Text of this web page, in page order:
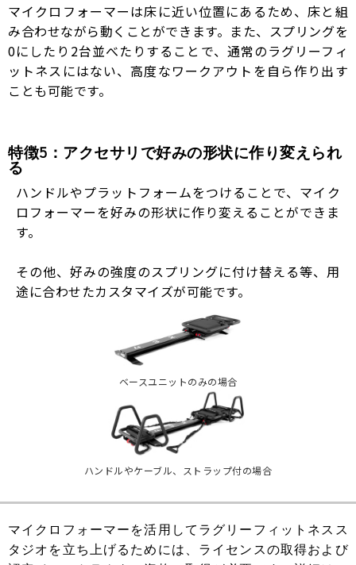
マイクロフォーマーは床に近い位置にあるため、床と組
み合わせながら動くことができます。また、スプリングを
0にしたり2台並べたりすることで、通常のラグリーフィ
ットネスにはない、高度なワークアウトを自ら作り出す
ことも可能です。
特徴5：アクセサリで好みの形状に作り変えられ
る
ハンドルやプラットフォームをつけることで、マイク
ロフォーマーを好みの形状に作り変えることができま
す。
その他、好みの強度のスプリングに付け替える等、用
途に合わせたカスタマイズが可能です。
ベースユニットのみの場合
ハンドルやケーブル、ストラップ付の場合
マイクロフォーマーを活用してラグリーフィットネスス
タジオを立ち上げるためには、ライセンスの取得および